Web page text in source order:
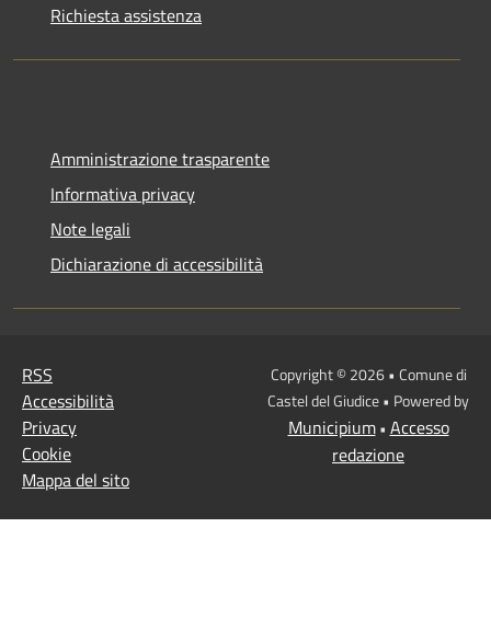
Richiesta assistenza
Amministrazione trasparente
Informativa privacy
Note legali
Dichiarazione di accessibilità
RSS
Accessibilità
Privacy
Cookie
Mappa del sito
Copyright © 2026 • Comune di
Castel del Giudice • Powered by
Municipium• Accesso
redazione